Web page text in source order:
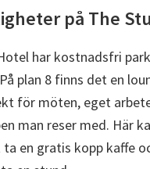
på The
har kostnadsfri
plan 8 finns det en
för möten, eget
man reser med. Här
ta en gratis kopp kaffe